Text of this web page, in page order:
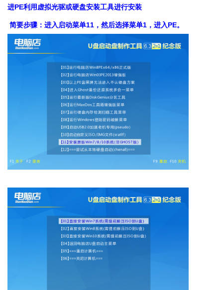
进PE利用虚拟光驱或硬盘安装工具进行安装
简要步骤：进入启动菜单11，然后选择菜单1，进入PE。